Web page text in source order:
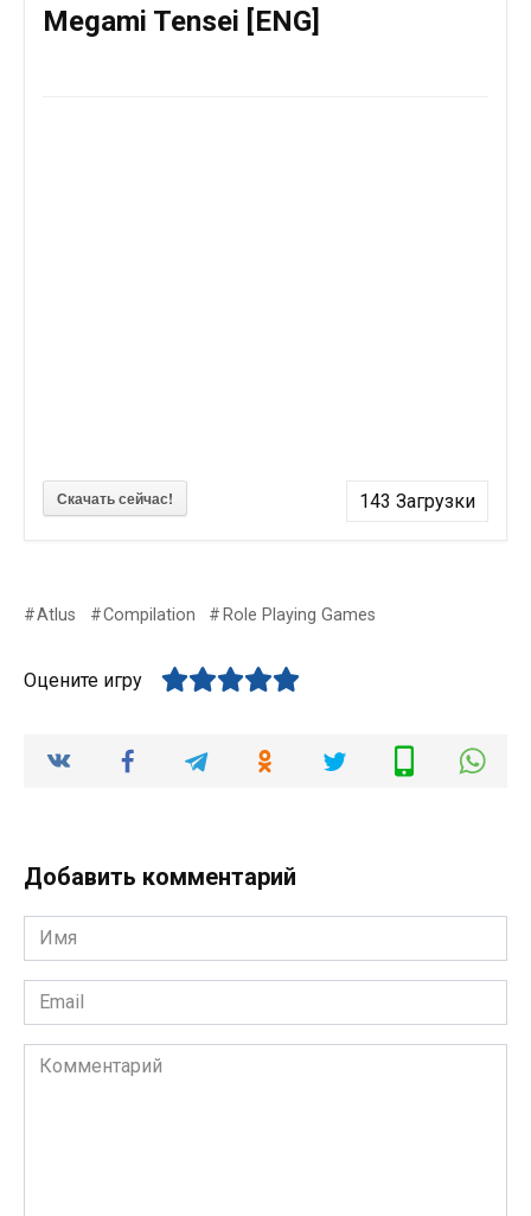
Megami Tensei [ENG]
Скачать сейчас! 143 Загрузки
Atlus Compilation Role Playing Games
Оцените игру
Добавить комментарий
Имя
*
Email
*
Комментарий